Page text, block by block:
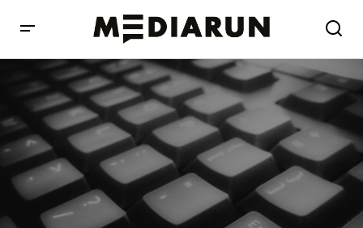
ESET alarmuje! 5 razy więcej cyberataków na polskie
firmy